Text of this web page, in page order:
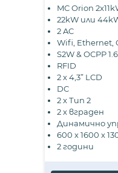
MC Orion
22kW или
2 AC
Wifi, Ethernet,
S2W & OCPP
RFID
2 х 4,3” LCD
DC
2 x Тип 2
2 х вграден
Динамично
600 х 1600 х
2 години